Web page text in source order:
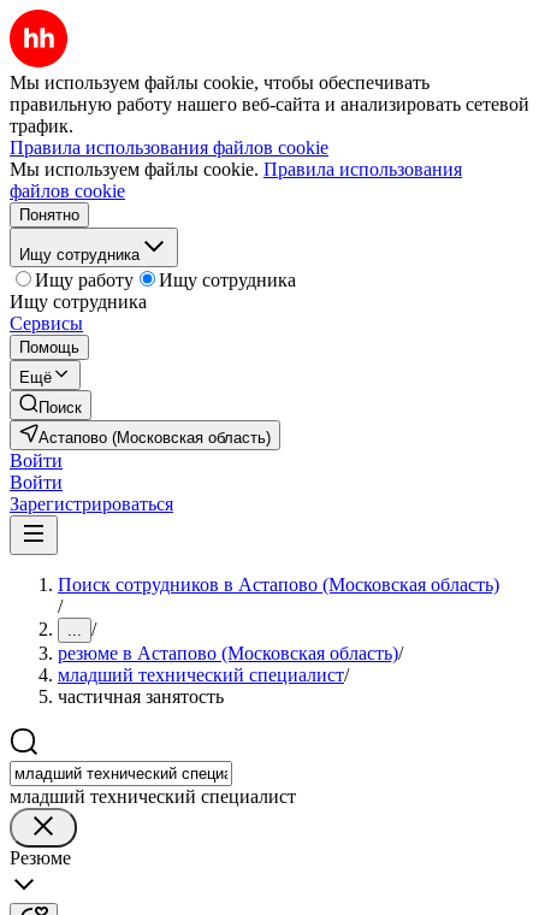
Мы используем файлы cookie, чтобы обеспечивать
правильную работу нашего веб-сайта и анализировать сетевой
трафик.
Правила использования файлов cookie
Мы используем файлы cookie. Правила использования
файлов cookie
Понятно
Ищу сотрудника
Ищу работу
Ищу сотрудника
Ищу сотрудника
Сервисы
Помощь
Ещё
Поиск
Астапово (Московская область)
Войти
Войти
Зарегистрироваться
Поиск сотрудников в Астапово (Московская область)
/
... /
резюме в Астапово (Московская область)/
младший технический специалист/
частичная занятость
младший технический специалист
Резюме